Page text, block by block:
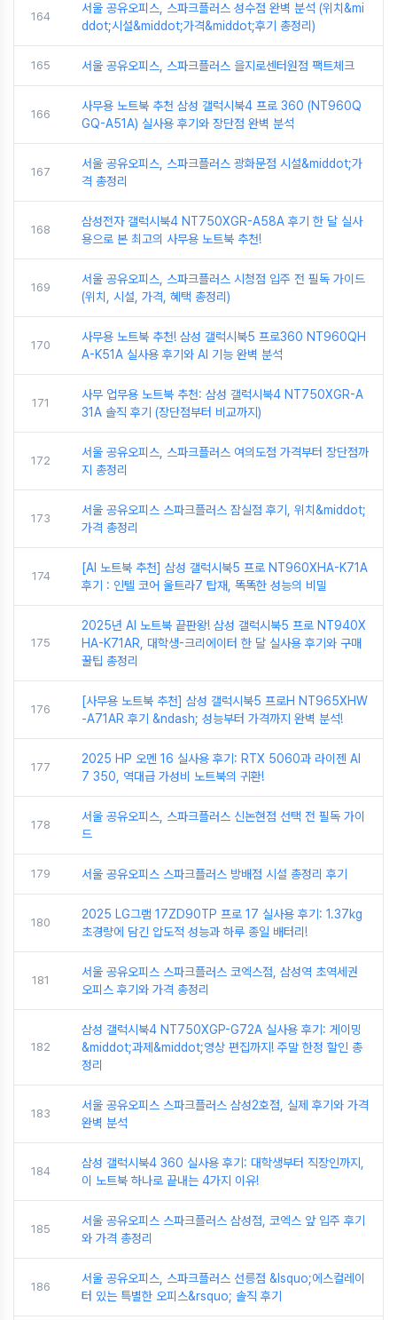
164
서울 공유오피스, 스파크플러스 성수점 완벽 분석 (위치&mi
ddot;시설&middot;가격&middot;후기 총정리)
165 서울 공유오피스, 스파크플러스 을지로센터원점 팩트체크
166
사무용 노트북 추천 삼성 갤럭시북4 프로 360 (NT960Q
GQ-A51A) 실사용 후기와 장단점 완벽 분석
167
서울 공유오피스, 스파크플러스 광화문점 시설&middot;가
격 총정리
168
삼성전자 갤럭시북4 NT750XGR-A58A 후기 한 달 실사
용으로 본 최고의 사무용 노트북 추천!
169
서울 공유오피스, 스파크플러스 시청점 입주 전 필독 가이드
(위치, 시설, 가격, 혜택 총정리)
170
사무용 노트북 추천! 삼성 갤럭시북5 프로360 NT960QH
A-K51A 실사용 후기와 AI 기능 완벽 분석
171
사무 업무용 노트북 추천: 삼성 갤럭시북4 NT750XGR-A
31A 솔직 후기 (장단점부터 비교까지)
172
서울 공유오피스, 스파크플러스 여의도점 가격부터 장단점까
지 총정리
173
서울 공유오피스 스파크플러스 잠실점 후기, 위치&middot;
가격 총정리
174
[AI 노트북 추천] 삼성 갤럭시북5 프로 NT960XHA-K71A
후기 : 인텔 코어 울트라7 탑재, 똑똑한 성능의 비밀
175
2025년 AI 노트북 끝판왕! 삼성 갤럭시북5 프로 NT940X
HA-K71AR, 대학생-크리에이터 한 달 실사용 후기와 구매
꿀팁 총정리
176
[사무용 노트북 추천] 삼성 갤럭시북5 프로H NT965XHW
-A71AR 후기 &ndash; 성능부터 가격까지 완벽 분석!
177
2025 HP 오멘 16 실사용 후기: RTX 5060과 라이젠 AI
7 350, 역대급 가성비 노트북의 귀환!
178
서울 공유오피스, 스파크플러스 신논현점 선택 전 필독 가이
드
179 서울 공유오피스 스파크플러스 방배점 시설 총정리 후기
180
2025 LG그램 17ZD90TP 프로 17 실사용 후기: 1.37kg
초경량에 담긴 압도적 성능과 하루 종일 배터리!
181
서울 공유오피스 스파크플러스 코엑스점, 삼성역 초역세권
오피스 후기와 가격 총정리
182
삼성 갤럭시북4 NT750XGP-G72A 실사용 후기: 게이밍
&middot;과제&middot;영상 편집까지! 주말 한정 할인 총
정리
183
서울 공유오피스 스파크플러스 삼성2호점, 실제 후기와 가격
완벽 분석
184
삼성 갤럭시북4 360 실사용 후기: 대학생부터 직장인까지,
이 노트북 하나로 끝내는 4가지 이유!
185
서울 공유오피스 스파크플러스 삼성점, 코엑스 앞 입주 후기
와 가격 총정리
186
서울 공유오피스, 스파크플러스 선릉점 &lsquo;에스컬레이
터 있는 특별한 오피스&rsquo; 솔직 후기